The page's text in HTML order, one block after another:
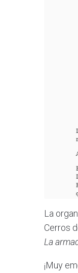
La
Cerros
La
¡Muy